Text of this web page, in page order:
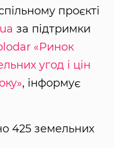
проєкті
за підтримки
«Ринок
угод і цін
, інформує
425 земельних